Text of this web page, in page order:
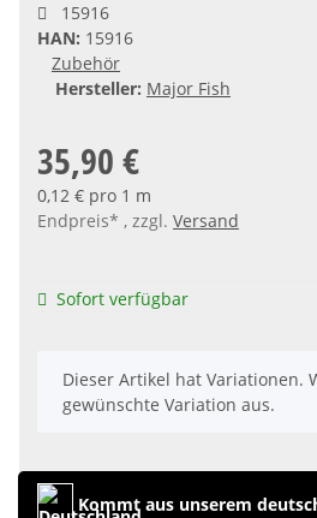
15916
HAN: 15916
Zubehör
Hersteller: Major Fish
35,90 €
0,12 € pro 1 m
Endpreis* , zzgl. Versand
Sofort verfügbar
x
Dieser Artikel hat Variationen.
gewünschte Variation aus.
Kommt aus unserem